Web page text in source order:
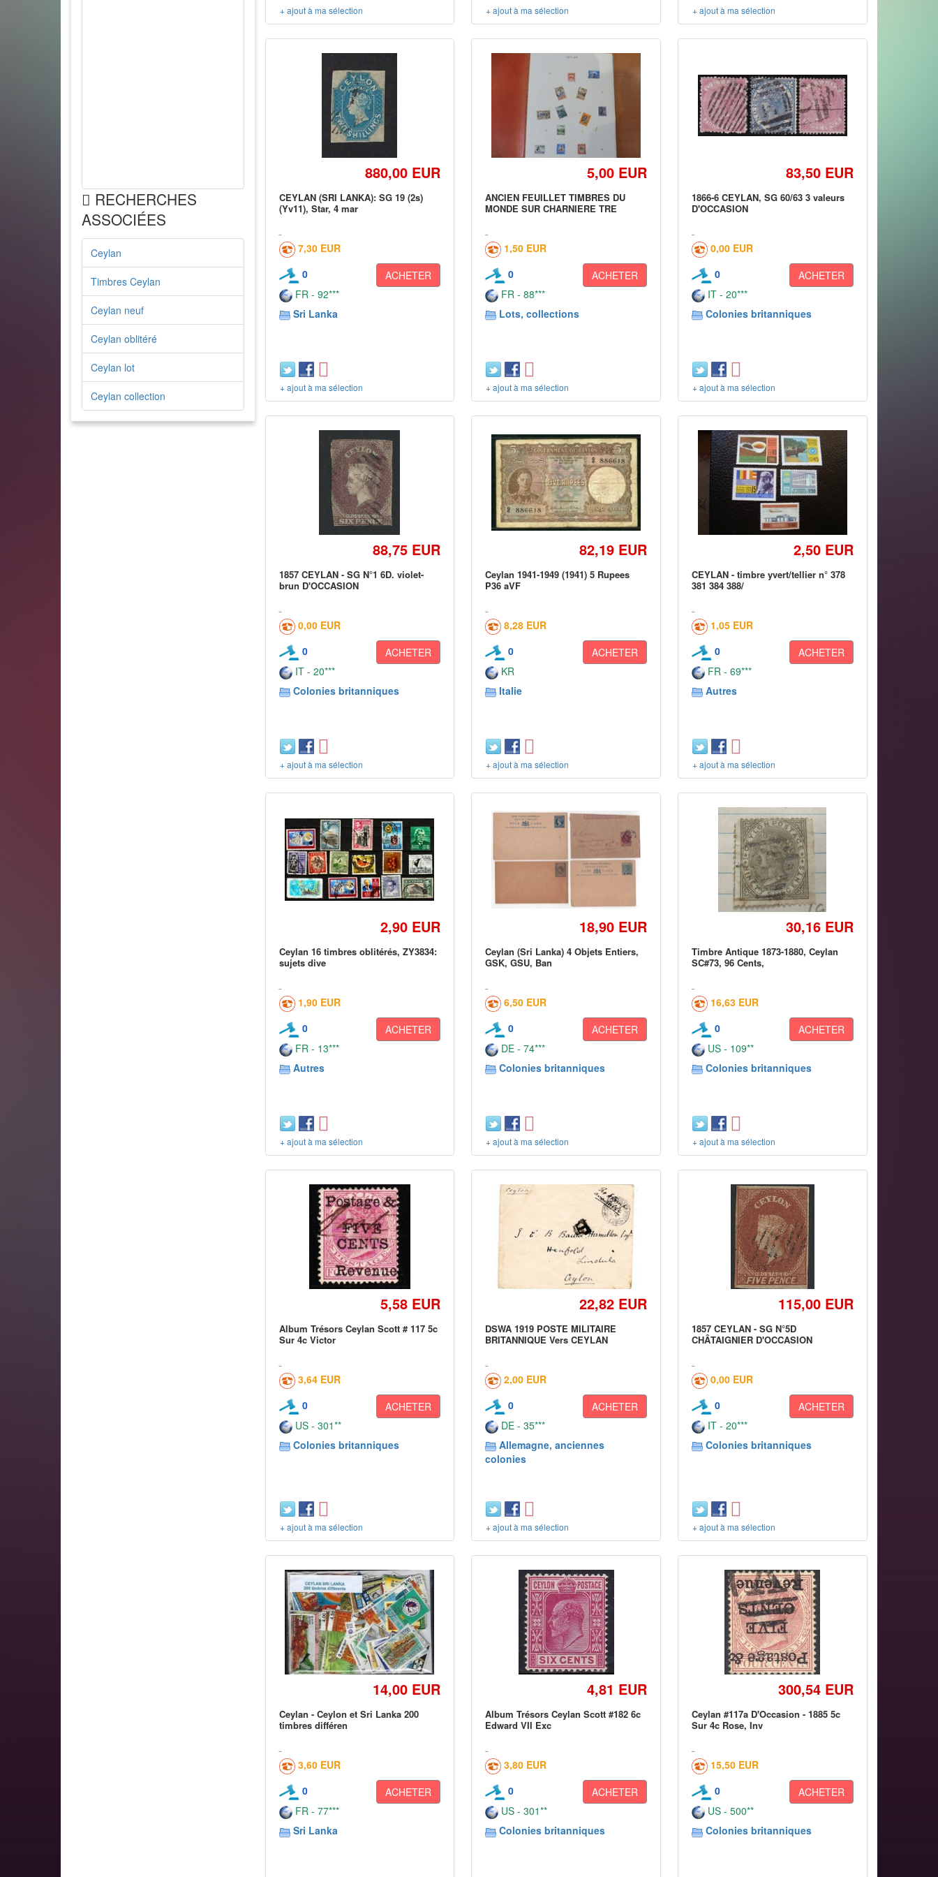
RECHERCHES
ASSOCIÉES
Ceylan
Timbres Ceylan
Ceylan neuf
Ceylan oblitéré
Ceylan lot
Ceylan collection
+ ajout à ma sélection + ajout à ma sélection + ajout à ma sélection
880,00 EUR
CEYLAN (SRI LANKA): SG 19 (2s)
(Yv11), Star, 4 mar
7,30 EUR
0
ACHETER
FR - 92***
Sri Lanka
+ ajout à ma sélection
5,00 EUR
ANCIEN FEUILLET TIMBRES DU
MONDE SUR CHARNIERE TRE
1,50 EUR
0
ACHETER
FR - 88***
Lots, collections
+ ajout à ma sélection
83,50 EUR
1866-6 CEYLAN, SG 60/63 3 valeurs
D'OCCASION
0,00 EUR
0
ACHETER
IT - 20***
Colonies britanniques
+ ajout à ma sélection
88,75 EUR
1857 CEYLAN - SG N°1 6D. violet-
brun D'OCCASION
0,00 EUR
0
ACHETER
IT - 20***
Colonies britanniques
+ ajout à ma sélection
82,19 EUR
Ceylan 1941-1949 (1941) 5 Rupees
P36 aVF
8,28 EUR
0
ACHETER
KR
Italie
+ ajout à ma sélection
2,50 EUR
CEYLAN - timbre yvert/tellier n° 378
381 384 388/
1,05 EUR
0
ACHETER
FR - 69***
Autres
+ ajout à ma sélection
2,90 EUR
Ceylan 16 timbres oblitérés, ZY3834:
sujets dive
1,90 EUR
0
ACHETER
FR - 13***
Autres
+ ajout à ma sélection
18,90 EUR
Ceylan (Sri Lanka) 4 Objets Entiers,
GSK, GSU, Ban
6,50 EUR
0
ACHETER
DE - 74***
Colonies britanniques
+ ajout à ma sélection
30,16 EUR
Timbre Antique 1873-1880, Ceylan
SC#73, 96 Cents,
16,63 EUR
0
ACHETER
US - 109**
Colonies britanniques
+ ajout à ma sélection
5,58 EUR
Album Trésors Ceylan Scott # 117 5c
Sur 4c Victor
3,64 EUR
0
ACHETER
US - 301**
Colonies britanniques
+ ajout à ma sélection
22,82 EUR
DSWA 1919 POSTE MILITAIRE
BRITANNIQUE Vers CEYLAN
2,00 EUR
0
ACHETER
DE - 35***
Allemagne, anciennes
colonies
+ ajout à ma sélection
115,00 EUR
1857 CEYLAN - SG N°5D
CHÂTAIGNIER D'OCCASION
0,00 EUR
0
ACHETER
IT - 20***
Colonies britanniques
+ ajout à ma sélection
14,00 EUR
Ceylan - Ceylon et Sri Lanka 200
timbres différen
3,60 EUR
0
ACHETER
FR - 77***
Sri Lanka
4,81 EUR
Album Trésors Ceylan Scott #182 6c
Edward VII Exc
3,80 EUR
0
ACHETER
US - 301**
Colonies britanniques
300,54 EUR
Ceylan #117a D'Occasion - 1885 5c
Sur 4c Rose, Inv
15,50 EUR
0
ACHETER
US - 500**
Colonies britanniques